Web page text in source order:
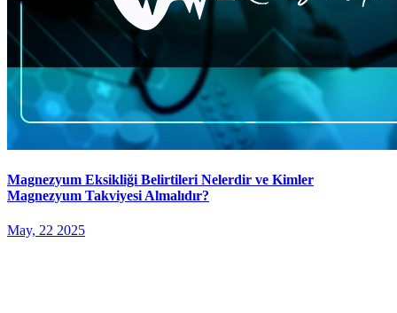
Magnezyum Eksikliği Belirtileri Nelerdir ve Kimler
Magnezyum Takviyesi Almalıdır?
May, 22 2025